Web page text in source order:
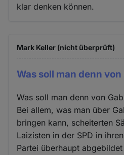
klar denken können.
Mark Keller (nicht überprüft)
Was soll man denn
Was soll man denn von
Bei allem, was man über
bringen kann, scheiterten
Laizisten in der SPD in
Partei überhaupt